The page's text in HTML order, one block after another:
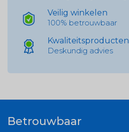
Veilig winkelen
100% betrouwbaar
Kwaliteitsproducten
Deskundig advies
Betrouwbaar